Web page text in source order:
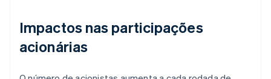
Impactos nas participações
acionárias